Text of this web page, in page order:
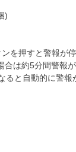
)
を押すと警報が停
は約5分間警報
ると自動的に警報